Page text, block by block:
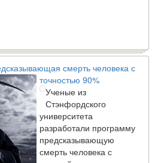
точностью 90%
Ученые из
Стэнфордского
университета
разработали программу
предсказывающую
смерть человека с
высокой точностью.